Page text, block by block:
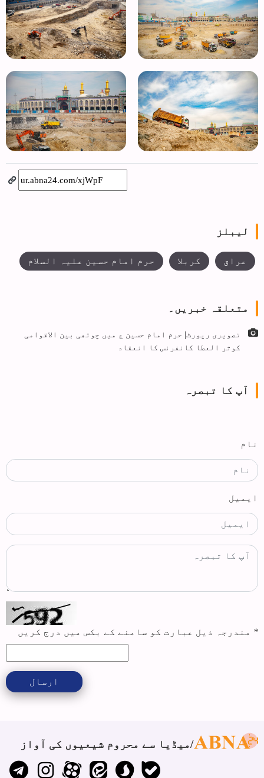
لیبلز
عراق کربلا حرم امام حسین علیہ السلام
متعلقہ خبریں۔
تصویری رپورٹ| حرم امام حسین ع میں چوتھی بین الاقوامی
کوثر العطا کانفرنس کا انعقاد
آپ کا تبصرہ
نام
ایمیل
* مندرجہ ذیل عبارت کو سامنے کے بکس میں درج کریں
ارسال
میڈیا سے محروم شیعیوں کی آواز